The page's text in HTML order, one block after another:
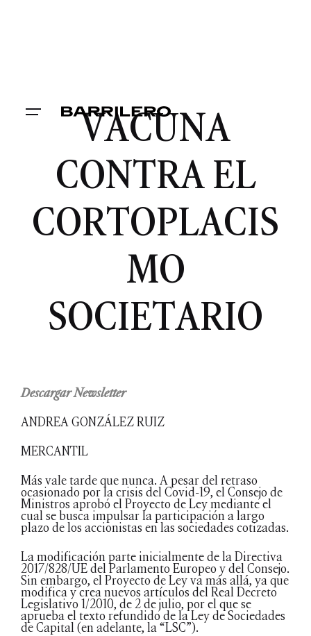
VACUNA
CONTRA EL
CORTOPLACIS
MO
SOCIETARIO
Descargar Newsletter
ANDREA GONZÁLEZ RUIZ
MERCANTIL
Más vale tarde que nunca. A pesar del retraso
ocasionado por la crisis del Covid-19, el Consejo de
Ministros aprobó el Proyecto de Ley mediante el
cual se busca impulsar la participación a largo
plazo de los accionistas en las sociedades cotizadas.
La modificación parte inicialmente de la Directiva
2017/828/UE del Parlamento Europeo y del Consejo.
Sin embargo, el Proyecto de Ley va más allá, ya que
modifica y crea nuevos artículos del Real Decreto
Legislativo 1/2010, de 2 de julio, por el que se
aprueba el texto refundido de la Ley de Sociedades
de Capital (en adelante, la “LSC”).